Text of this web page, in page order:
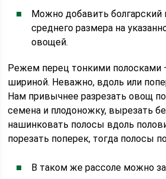
Можно добавить болгарский
среднего размера на
овощей.
Режем перец тонкими полосками
шириной. Неважно, вдоль или
Нам привычнее разрезать овощ
семена и плодоножку, вырезать
нашинковать полосы вдоль
порезать поперек, тогда полосы
В таком же рассоле можно